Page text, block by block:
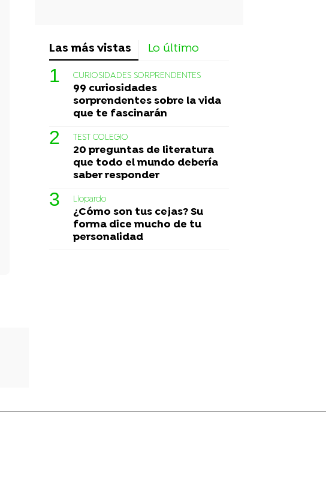
Las más vistas Lo último
CURIOSIDADES SORPRENDENTES
99 curiosidades
sorprendentes sobre la vida
que te fascinarán
TEST COLEGIO
20 preguntas de literatura
que todo el mundo debería
saber responder
Liopardo
¿Cómo son tus cejas? Su
forma dice mucho de tu
personalidad